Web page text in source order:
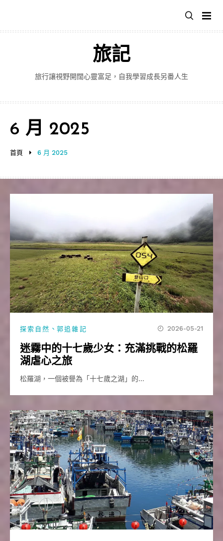
主
旅記
旅行讓視野開闊心靈富足，自我學習成長另番人生
首頁 6 月 2025
6 月 2025
探索自然 、郭追雜記 2026-05-21
迷霧中的十七歲少女：充滿挑戰的松羅
湖虐心之旅
松羅湖，一個被譽為「十七歲之湖」的…